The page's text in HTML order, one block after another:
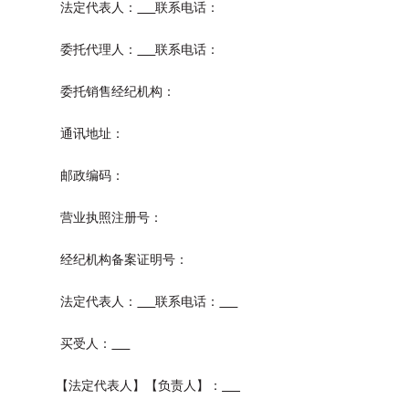
法定代表人： 联系电话：
委托代理人： 联系电话：
委托销售经纪机构：
通讯地址：
邮政编码：
营业执照注册号：
经纪机构备案证明号：
法定代表人： 联系电话：
买受人：
【法定代表人】【负责人】：